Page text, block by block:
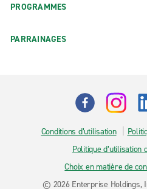
PROGRAMMES
PARRAINAGES
Conditions d’utilisation
Politique d’utilisation
Choix en matière de
© 2026 Enterprise Holdings,